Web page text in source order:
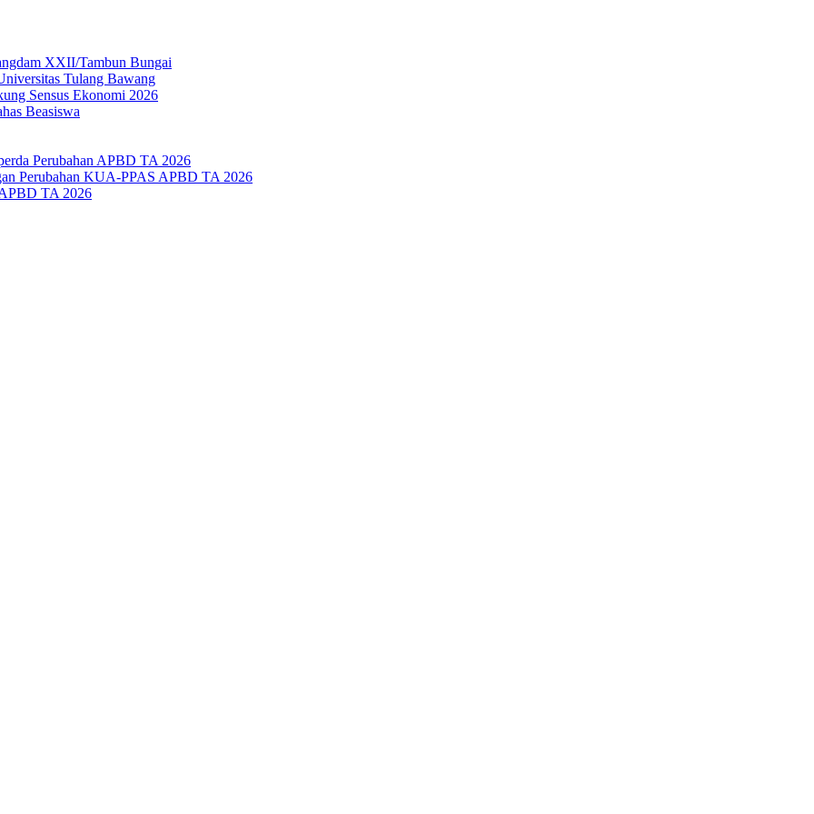
XXII/Tambun Bungai
Tulang Bawang
Sensus Ekonomi 2026
Beasiswa
Perubahan APBD TA 2026
Perubahan KUA-PPAS APBD TA 2026
TA 2026